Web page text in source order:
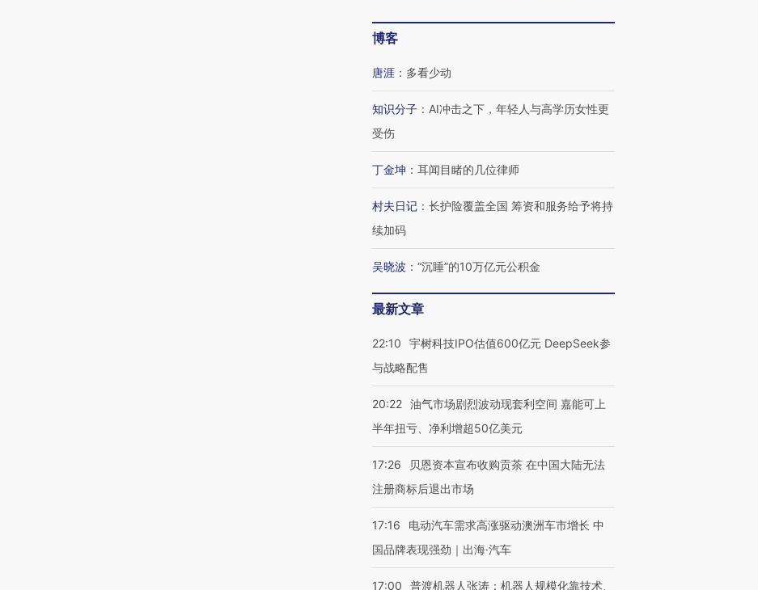
博客
唐涯 ： 多看少动
知识分子 ： AI冲击之下，年轻人与高学历女性更
受伤
丁金坤 ： 耳闻目睹的几位律师
村夫日记 ： 长护险覆盖全国 筹资和服务给予将持
续加码
吴晓波 ： “沉睡”的10万亿元公积金
最新文章
22:10
宇树科技IPO估值600亿元 DeepSeek参
与战略配售
20:22 油气市场剧烈波动现套利空间 嘉能可上
半年扭亏、净利增超50亿美元
17:26
贝恩资本宣布收购贡茶 在中国大陆无法
注册商标后退出市场
17:16
电动汽车需求高涨驱动澳洲车市增长 中
国品牌表现强劲｜出海·汽车
17:00
普渡机器人张涛：机器人规模化靠技术、